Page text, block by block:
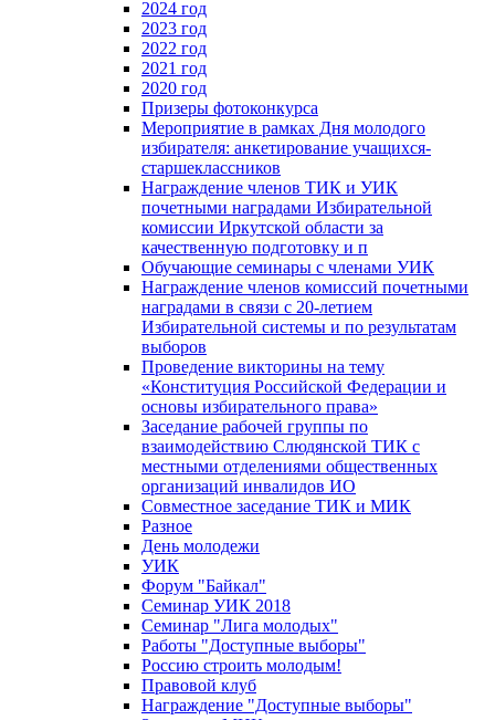
2024 год
2023 год
2022 год
2021 год
2020 год
Призеры фотоконкурса
Мероприятие в рамках Дня молодого
избирателя: анкетирование учащихся-
старшеклассников
Награждение членов ТИК и УИК
почетными наградами Избирательной
комиссии Иркутской области за
качественную подготовку и п
Обучающие семинары с членами УИК
Награждение членов комиссий почетными
наградами в связи с 20-летием
Избирательной системы и по результатам
выборов
Проведение викторины на тему
«Конституция Российской Федерации и
основы избирательного права»
Заседание рабочей группы по
взаимодействию Слюдянской ТИК с
местными отделениями общественных
организаций инвалидов ИО
Совместное заседание ТИК и МИК
Разное
День молодежи
УИК
Форум "Байкал"
Семинар УИК 2018
Семинар "Лига молодых"
Работы "Доступные выборы"
Россию строить молодым!
Правовой клуб
Награждение "Доступные выборы"